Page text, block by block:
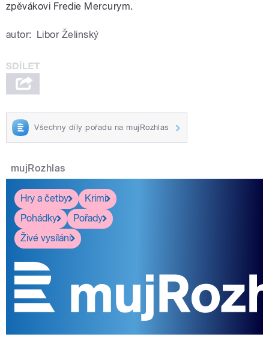
zpěvákovi Fredie Mercurym.
autor: Libor Želinský
Všechny díly pořadu na mujRozhlas
mujRozhlas
Hry a četby
Krimi
Pohádky
Pořady
Živé vysílání